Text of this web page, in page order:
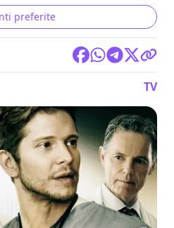
preferite
TV